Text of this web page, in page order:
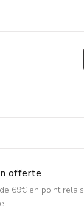
offerte
69€ en point relais